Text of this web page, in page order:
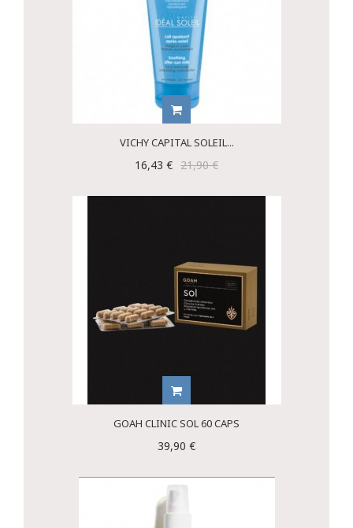
VICHY CAPITAL SOLEIL...
16,43 € 21,90 €
GOAH CLINIC SOL 60 CAPS
39,90 €